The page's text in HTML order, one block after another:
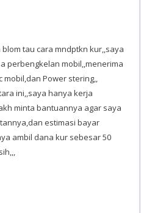
tau cara mndptkn kur,,saya
perbengkelan mobil,,menerima
mobil,dan Power stering,,
ini,,saya hanya kerja
minta bantuannya agar saya
estimasi bayar
ambil dana kur sebesar 50